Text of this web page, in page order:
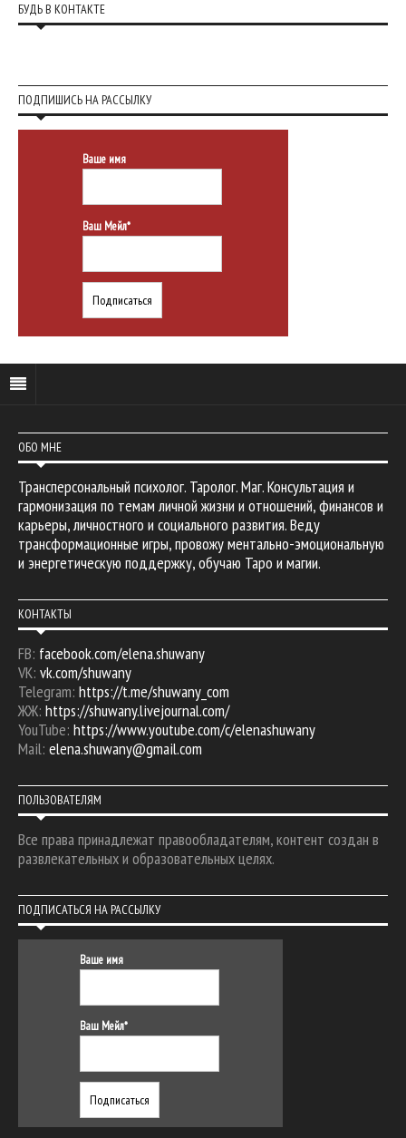
БУДЬ В КОНТАКТЕ
ПОДПИШИСЬ НА РАССЫЛКУ
Ваше имя
Ваш Мейл*
ОБО МНЕ
Трансперсональный психолог. Таролог. Маг. Консультация и
гармонизация по темам личной жизни и отношений, финансов и
карьеры, личностного и социального развития. Веду
трансформационные игры, провожу ментально-эмоциональную
и энергетическую поддержку, обучаю Таро и магии.
КОНТАКТЫ
FB: facebook.com/elena.shuwany
VK: vk.com/shuwany
Telegram: https://t.me/shuwany_com
ЖЖ: https://shuwany.livejournal.com/
YouTube: https://www.youtube.com/c/elenashuwany
Mail: elena.shuwany@gmail.com
ПОЛЬЗОВАТЕЛЯМ
Все права принадлежат правообладателям, контент создан в
развлекательных и образовательных целях.
ПОДПИСАТЬСЯ НА РАССЫЛКУ
Ваше имя
Ваш Мейл*